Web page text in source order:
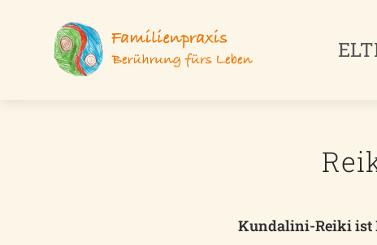
Kundalini-Reiki ist